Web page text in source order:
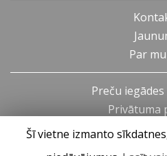
Par
Preču
Privātuma
Atteikuma
Šī vietne izmanto